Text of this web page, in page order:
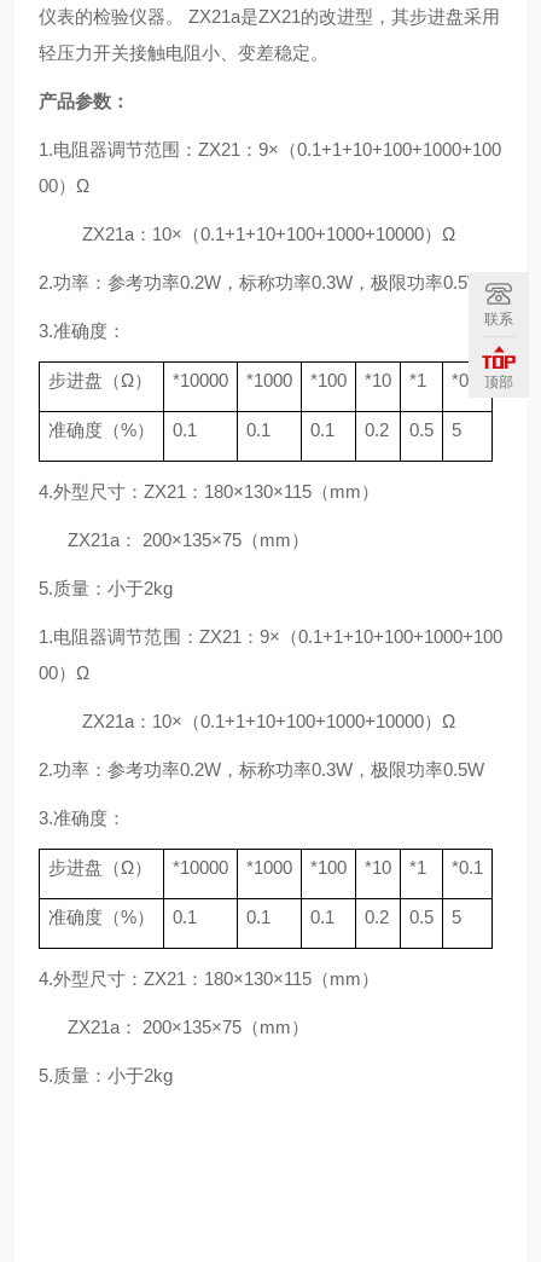
仪表的检验仪器。 ZX21a是ZX21的改进型，其步进盘采用
轻压力开关接触电阻小、变差稳定。
产品参数：
1.电阻器调节范围： ZX21 ： 9×（0.1+1+10+100+1000+100
00）Ω
ZX21a ： 10×（0.1+1+10+100+1000+10000）Ω
2.功率：参考功率0.2W ，标称功率0.3W ，极限功率0.5W
3.准确度：
步进盘（Ω） *10000 *1000 *100 *10 *1 *0.1
准确度（%） 0.1 0.1 0.1 0.2 0.5 5
4.外型尺寸： ZX21 ： 180×130×115 （mm）
ZX21a ： 200×135×75 （mm）
5.质量：小于2kg
1.电阻器调节范围：ZX21：9×（0.1+1+10+100+1000+100
00）Ω
ZX21a ：10×（0.1+1+10+100+1000+10000）Ω
2.功率：参考功率0.2W，标称功率0.3W，极限功率0.5W
3.准确度：
步进盘（Ω） *10000 *1000 *100 *10 *1 *0.1
准确度（%） 0.1 0.1 0.1 0.2 0.5 5
4.外型尺寸：ZX21：180×130×115（mm）
ZX21a ： 200×135×75（mm）
5.质量：小于2kg
联系
顶部